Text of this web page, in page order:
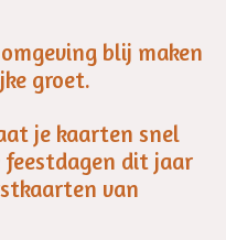
blij maken
groet.
je kaarten snel
feestdagen dit jaar
van